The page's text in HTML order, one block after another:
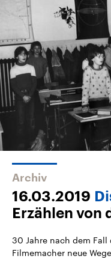
Archiv
16.03.2019
Erzählen von
30 Jahre nach dem Fall
Filmemacher neue